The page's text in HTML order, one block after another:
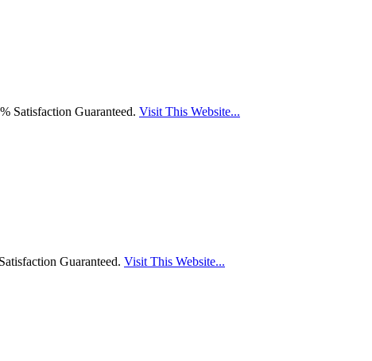
Satisfaction Guaranteed. Visit This Website...
Guaranteed. Visit This Website...